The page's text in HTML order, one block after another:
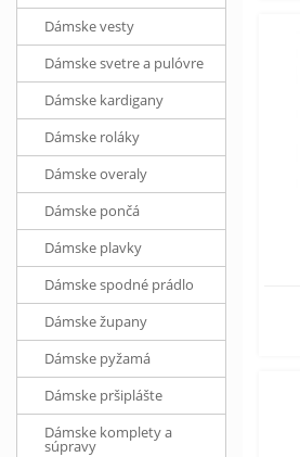
Dámske vesty
Dámske svetre a pulóvre
Dámske kardigany
Dámske roláky
Dámske overaly
Dámske pončá
Dámske plavky
Dámske spodné prádlo
Dámske župany
Dámske pyžamá
Dámske pršiplášte
Dámske komplety a
súpravy